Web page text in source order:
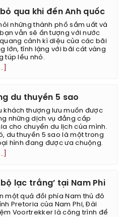
qua khi đến Anh quốc
những thành phố sầm uất và
vẫn sẽ ấn tượng với nước
cảnh kì diệu của các bãi
lớn, tĩnh lặng với bãi cát vàng
túp lều nhỏ.
du thuyền 5 sao
khách thượng lưu muốn được
những dịch vụ đẳng cấp
cho chuyến du lịch của mình.
du thuyền 5 sao là một trong
hình đang được ưa chuộng.
lạc trắng’ tại Nam Phi
một quả đồi phía Nam thủ đô
Pretoria của Nam Phi, Đài
Voortrekker là công trình để